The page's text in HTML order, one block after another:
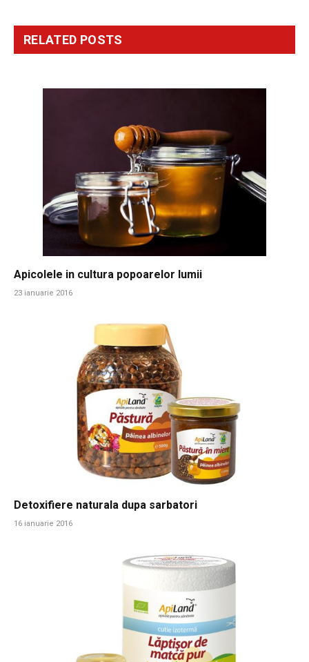
RELATED POSTS
Apicolele in cultura popoarelor lumii
23 ianuarie 2016
Detoxifiere naturala dupa sarbatori
16 ianuarie 2016